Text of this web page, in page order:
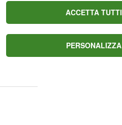
doppia
sensore delle
il sensore della
ACCETTA TUTTI
PERSONALIZZA